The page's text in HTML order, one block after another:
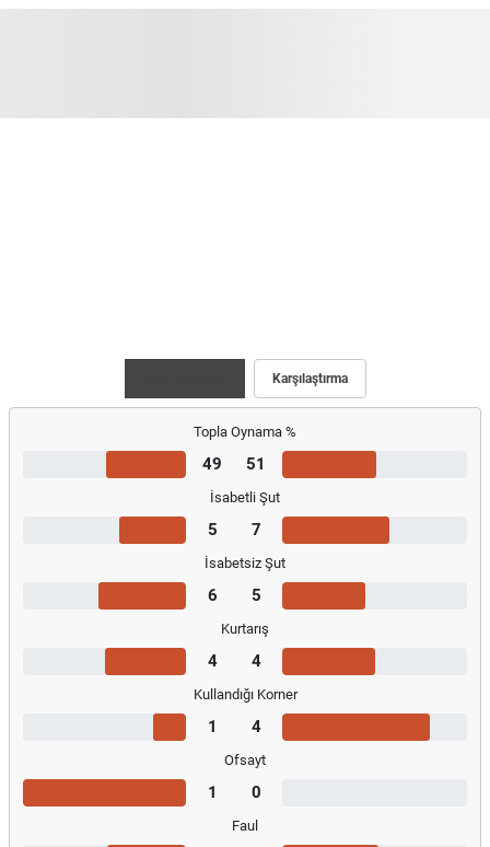
Karşılaştırma
Topla Oynama %
49 51
İsabetli Şut
5 7
İsabetsiz Şut
6 5
Kurtarış
4 4
Kullandığı Korner
1 4
Ofsayt
1 0
Faul